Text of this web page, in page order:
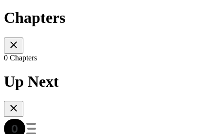
Chapters
0 Chapters
Up Next